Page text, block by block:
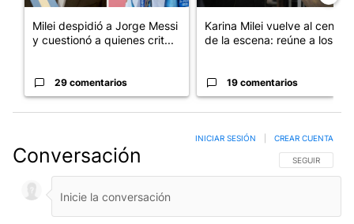
Milei despidió a Jorge Messi
y cuestionó a quienes crit...
29 comentarios
Karina Milei vuelve al centro
de la escena: reúne a los...
19 comentarios
Conversación SIGA ESTA
SEGUIR
INICIAR SESIÓN CREAR CUENTA